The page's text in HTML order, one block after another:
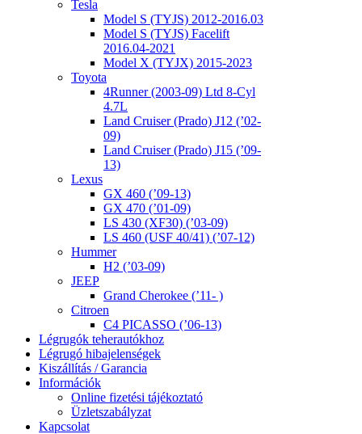
Tesla
Model S (TYJS) 2012-2016.03
Model S (TYJS) Facelift
2016.04-2021
Model X (TYJX) 2015-2023
Toyota
4Runner (2003-09) Ltd 8-Cyl
4.7L
Land Cruiser (Prado) J12 (’02-
09)
Land Cruiser (Prado) J15 (’09-
13)
Lexus
GX 460 (’09-13)
GX 470 (’01-09)
LS 430 (XF30) (’03-09)
LS 460 (USF 40/41) (’07-12)
Hummer
H2 (’03-09)
JEEP
Grand Cherokee (’11- )
Citroen
C4 PICASSO (’06-13)
Légrugók teherautókhoz
Légrugó hibajelenségek
Kiszállítás / Garancia
Információk
Online fizetési tájékoztató
Üzletszabályzat
Kapcsolat